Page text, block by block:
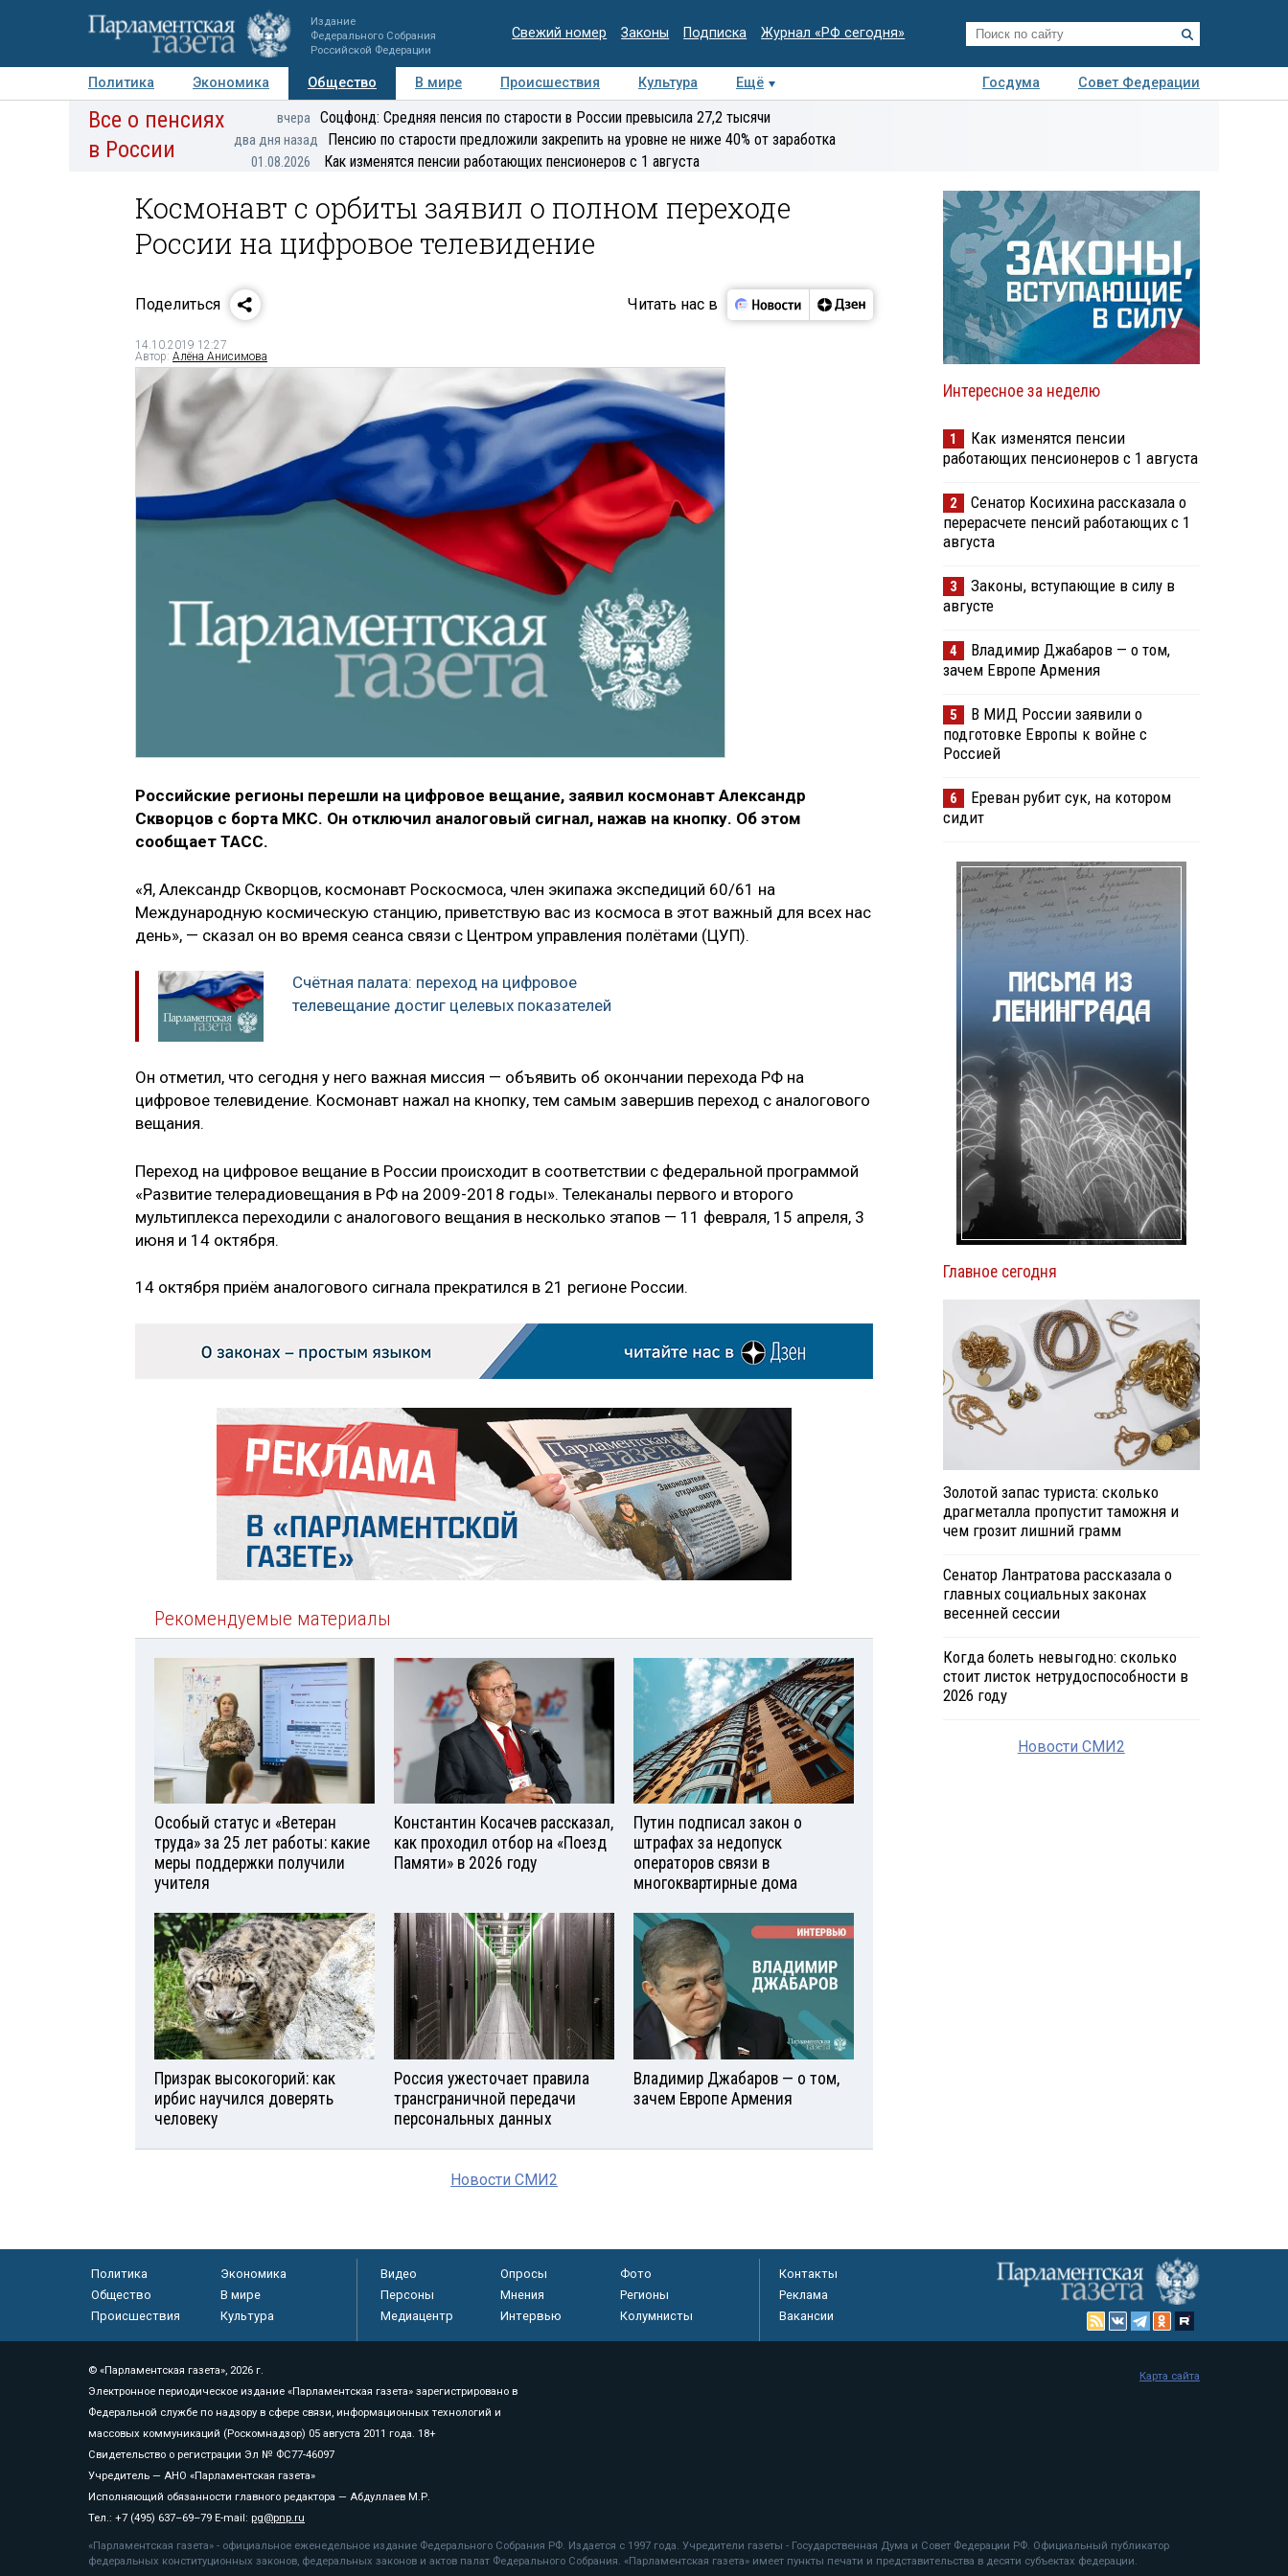
Издание
Федерального Собрания
Российской Федерации
Свежий номер Законы Подписка Журнал «РФ сегодня»
Политика Экономика Общество В мире Происшествия Культура Ещё Госдума
Совет Федерации
Авторы Персоны Мнения Регионы Медиацентр Интервью Колумнисты
экспертиза
Все о пенсиях
в России
вчера Соцфонд: Средняя пенсия по старости в России превысила 27,2 тысячи
два дня назад Пенсию по старости предложили закрепить на уровне не ниже 40% от заработка
01.08.2026 Как изменятся пенсии работающих пенсионеров с 1 августа
Космонавт с орбиты заявил о полном переходе
России на цифровое телевидение
Поделиться Читать нас в
14.10.2019 12:27
Автор: Алёна Анисимова
Российские регионы перешли на цифровое вещание, заявил космонавт Александр
Скворцов с борта МКС. Он отключил аналоговый сигнал, нажав на кнопку. Об этом
сообщает ТАСС.
«Я, Александр Скворцов, космонавт Роскосмоса, член экипажа экспедиций 60/61 на
Международную космическую станцию, приветствую вас из космоса в этот важный для всех нас
день», — сказал он во время сеанса связи с Центром управления полётами (ЦУП).
Счётная палата: переход на цифровое
телевещание достиг целевых показателей
Он отметил, что сегодня у него важная миссия — объявить об окончании перехода РФ на
цифровое телевидение. Космонавт нажал на кнопку, тем самым завершив переход с аналогового
вещания.
Переход на цифровое вещание в России происходит в соответствии с федеральной программой
«Развитие телерадиовещания в РФ на 2009-2018 годы». Телеканалы первого и второго
мультиплекса переходили с аналогового вещания в несколько этапов — 11 февраля, 15 апреля, 3
июня и 14 октября.
14 октября приём аналогового сигнала прекратился в 21 регионе России.
Рекомендуемые материалы
Особый статус и «Ветеран
труда» за 25 лет работы: какие
меры поддержки получили
учителя
Константин Косачев рассказал,
как проходил отбор на «Поезд
Памяти» в 2026 году
Путин подписал закон о
штрафах за недопуск
операторов связи в
многоквартирные дома
Призрак высокогорий: как
ирбис научился доверять
человеку
Россия ужесточает правила
трансграничной передачи
персональных данных
Владимир Джабаров — о том,
зачем Европе Армения
Новости СМИ2
Интересное за неделю
1
Как изменятся пенсии
работающих пенсионеров с 1 августа
2
Сенатор Косихина рассказала о
перерасчете пенсий работающих с 1
августа
3
Законы, вступающие в силу в
августе
4
Владимир Джабаров — о том,
зачем Европе Армения
5
В МИД России заявили о
подготовке Европы к войне с
Россией
6
Ереван рубит сук, на котором
сидит
Главное сегодня
Золотой запас туриста: сколько
драгметалла пропустит таможня и
чем грозит лишний грамм
Сенатор Лантратова рассказала о
главных социальных законах
весенней сессии
Когда болеть невыгодно: сколько
стоит листок нетрудоспособности в
2026 году
Новости СМИ2
Политика
Экономика
Общество
В мире
Происшествия
Культура
Видео Опросы
Фото
Персоны
Мнения
Регионы
Медиацентр
Интервью Колумнисты
Контакты
Реклама
Вакансии
© «Парламентская газета», 2026 г.
Электронное периодическое издание «Парламентская газета» зарегистрировано в
Федеральной службе по надзору в сфере связи, информационных технологий и
массовых коммуникаций (Роскомнадзор) 05 августа 2011 года. 18+
Свидетельство о регистрации Эл № ФС77-46097
Учредитель — АНО «Парламентская газета»
Исполняющий обязанности главного редактора — Абдуллаев М.Р.
Тел.: +7 (495) 637–69–79 E-mail: pg@pnp.ru
«Парламентская газета» - официальное еженедельное издание Федерального Собрания РФ. Издается с 1997 года. Учредители газеты - Государственная Дума и Совет Федерации РФ. Официальный публикатор
федеральных конституционных законов, федеральных законов и актов палат Федерального Собрания. «Парламентская газета» имеет пункты печати и представительства в десяти субъектах федерации.
Карта сайта